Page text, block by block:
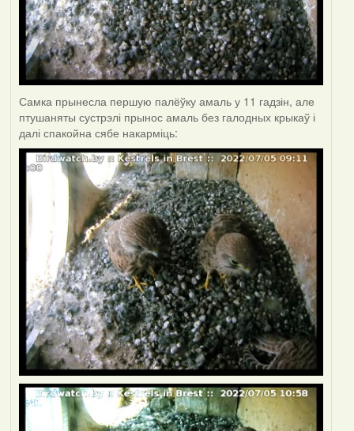
Самка прынесла першую палёўку амаль у 11 гадзін, але
птушаняты сустрэлі прынос амаль без галодных крыкаў і
далі спакойна сябе накарміць: